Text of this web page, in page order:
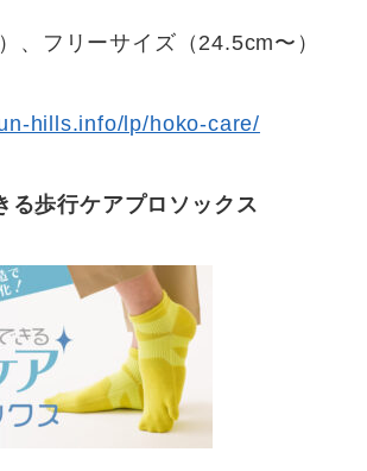
、フリーサイズ（24.5cm〜）
hills.info/lp/hoko-care/
る歩行ケアプロソックス